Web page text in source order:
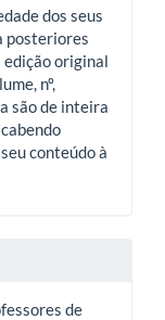
dos seus
posteriores
edição original
nº,
são de inteira
conteúdo à
de